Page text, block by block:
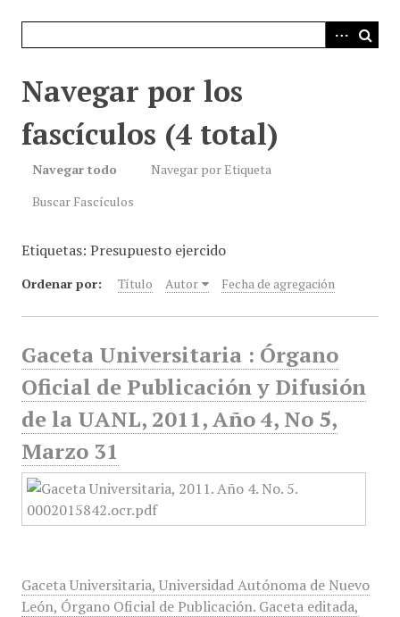
Navegar por los
fascículos (4 total)
Navegar todo
Navegar por Etiqueta
Buscar Fascículos
Etiquetas: Presupuesto ejercido
Ordenar por: Título Autor Fecha de agregación
Gaceta Universitaria : Órgano
Oficial de Publicación y Difusión
de la UANL, 2011, Año 4, No 5,
Marzo 31
Gaceta Universitaria, Universidad Autónoma de Nuevo
León, Órgano Oficial de Publicación. Gaceta editada,